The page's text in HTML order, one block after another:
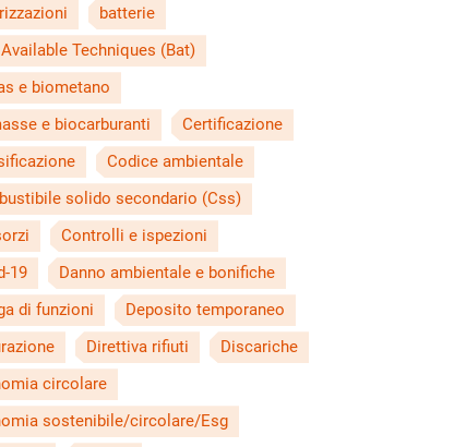
batterie
Techniques (Bat)
e biometano
e biocarburanti
Certificazione
Codice ambientale
solido secondario (Css)
Controlli e ispezioni
19
Danno ambientale e bonifiche
di funzioni
Deposito temporaneo
Direttiva rifiuti
Discariche
circolare
sostenibile/circolare/Esg